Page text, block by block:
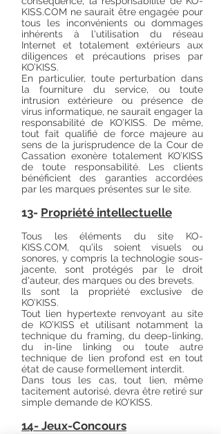
KISS.COM ne saurait être engagée pour
tous les inconvénients ou dommages
inhérents à l'utilisation du réseau
Internet et totalement extérieurs aux
diligences et précautions prises par
KO’KISS.
En particulier, toute perturbation dans
la fourniture du service, ou toute
intrusion extérieure ou présence de
virus informatique, ne saurait engager la
responsabilité de KO’KISS. De même,
tout fait qualifié de force majeure au
sens de la jurisprudence de la Cour de
Cassation exonère totalement KO’KISS
de toute responsabilité. Les clients
bénéficient des garanties accordées
par les marques présentes sur le site.
13- Propriété intellectuelle
Tous les éléments du site KO-
KISS.COM, qu'ils soient visuels ou
sonores, y compris la technologie sous-
jacente, sont protégés par le droit
d'auteur, des marques ou des brevets.
Ils sont la propriété exclusive de
KO’KISS.
Tout lien hypertexte renvoyant au site
de KO’KISS et utilisant notamment la
technique du framing, du deep-linking,
du in-line linking ou toute autre
technique de lien profond est en tout
état de cause formellement interdit.
Dans tous les cas, tout lien, même
tacitement autorisé, devra être retiré sur
simple demande de KO’KISS.
14- Jeux-Concours